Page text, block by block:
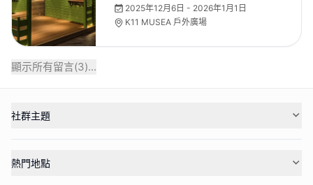
2025年12月6日 - 2026年1月1日
K11 MUSEA 戶外廣場
顯示所有留言(3)...
社群主題
熱門地點